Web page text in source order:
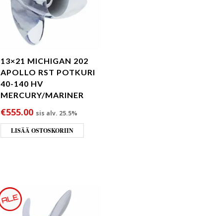
13×21 MICHIGAN 202
APOLLO RST POTKURI
40-140 HV
MERCURY/MARINER
€555.00 sis alv. 25.5%
LISÄÄ OSTOSKORIIN